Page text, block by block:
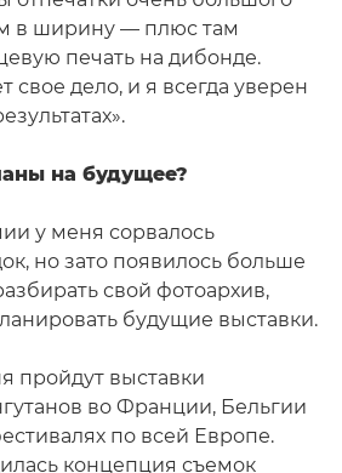
в ширину — плюс там
печать на дибонде.
свое дело, и я всегда уверен
на будущее?
у меня сорвалось
но зато появилось больше
свой фотоархив,
будущие выставки.
пройдут выставки
во Франции, Бельгии
по всей Европе.
концепция съемок